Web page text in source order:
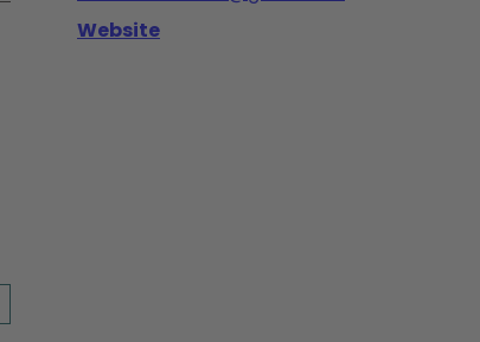
Website